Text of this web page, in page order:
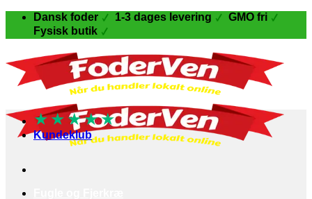
Fortsæt
indhold
Dansk foder 1-3 dages levering
GMO fri
Fysisk butik
★★ ★★★
Kundeklub